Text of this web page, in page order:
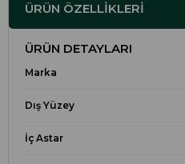
ÜRÜN ÖZELLIKLERI
ÜRÜN DETAYLARI
Marka
Dış Yüzey
İç Astar